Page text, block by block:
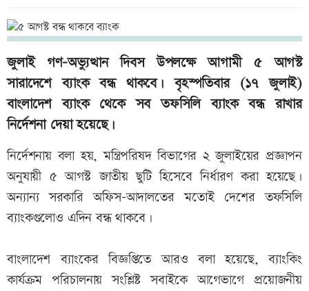
জুলাই গণ-অভ্যুত্থান দিবস উপলক্ষে আগামী ৫ আগস্ট
সারাদেশে ব্যাংক বন্ধ থাকবে। বৃহস্পতিবার (১৭ জুলাই)
বাংলাদেশ ব্যাংক থেকে সব তফসিলি ব্যাংক বন্ধ রাখার
নির্দেশনা দেয়া হয়েছে।
নির্দেশনায় বলা হয়, মন্ত্রিপরিষদ বিভাগের ২ জুলাইয়ের প্রজ্ঞাপন
অনুযায়ী ৫ আগস্ট জাতীয় ছুটি হিসেবে নির্ধারণ করা হয়েছে।
অন্যান্য সরকারি অফিস-আদালতের মতোই দেশের তফসিলি
ব্যাংকগুলোও এদিন বন্ধ থাকবে।
বাংলাদেশ ব্যাংকের বিজ্ঞপ্তিতে আরও বলা হয়েছে, ব্যাংকিং
কার্যক্রম পরিচালনায় সংশ্লিষ্ট সবাইকে আগেভাগে প্রয়োজনীয়